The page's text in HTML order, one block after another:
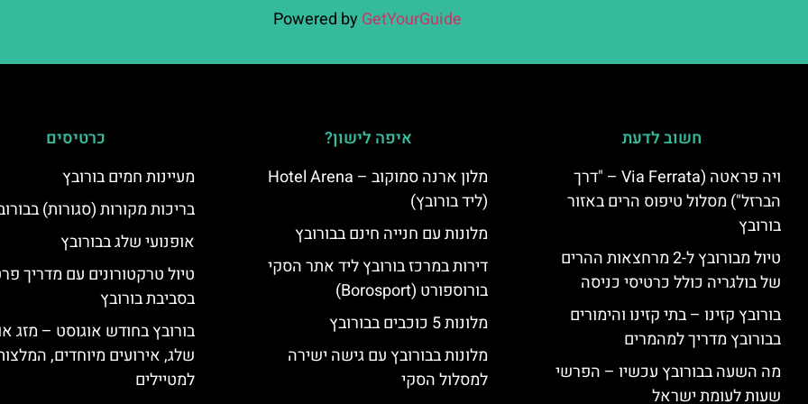
Powered by GetYourGuide
חשוב לדעת
ויה פראטה (Via Ferrata – "דרך
הברזל") מסלול טיפוס הרים באזור
בורובץ
טיול מבורובץ ל-2 מרחצאות ההרים
של בולגריה כולל כרטיסי כניסה
בורובץ קזינו – בתי קזינו והימורים
בבורובץ מדריך למהמרים
מה השעה בבורובץ עכשיו – הפרשי
שעות לעומת ישראל
איפה לישון?
מלון ארנה סמוקוב – Hotel Arena
(ליד בורובץ)
מלונות עם חנייה חינם בבורובץ
דירות במרכז בורובץ ליד אתר הסקי
בורוספורט (Borosport)
מלונות 5 כוכבים בבורובץ
מלונות בבורובץ עם גישה ישירה
למסלול הסקי
כרטיסים
מעיינות חמים בורובץ
בריכות מקורות (סגורות)
אופנועי שלג בבורובץ
טיול טרקטורונים עם מדריך
בסביבת בורובץ
בורובץ בחודש אוגוסט – מזג
שלג, אירועים מיוחדים,
למטיילים